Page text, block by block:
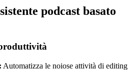
podcast basato
Automatizza le noiose attività di editing